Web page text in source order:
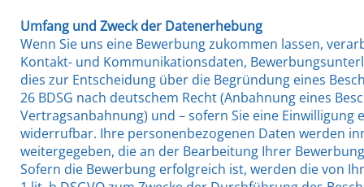
Umfang und Zweck der Datenerhebung
Wenn Sie uns eine Bewerbung zukommen lassen,
Kontakt- und Kommunikationsdaten,
dies zur Entscheidung über die Begründung eines
26 BDSG nach deutschem Recht (Anbahnung eines
Vertragsanbahnung) und – sofern Sie eine Einwilligung
widerrufbar. Ihre personenbezogenen Daten werden
weitergegeben, die an der Bearbeitung Ihrer
Sofern die Bewerbung erfolgreich ist, werden die von